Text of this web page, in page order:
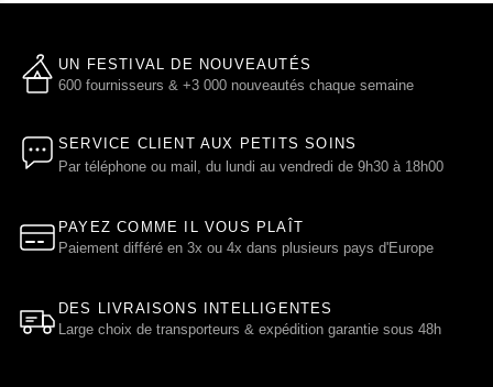
UN FESTIVAL DE NOUVEAUTÉS
600 fournisseurs & +3 000 nouveautés chaque semaine
SERVICE CLIENT AUX PETITS SOINS
Par téléphone ou mail, du lundi au vendredi de 9h30 à 18h00
PAYEZ COMME IL VOUS PLAÎT
Paiement différé en 3x ou 4x dans plusieurs pays d'Europe
DES LIVRAISONS INTELLIGENTES
Large choix de transporteurs & expédition garantie sous 48h